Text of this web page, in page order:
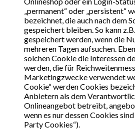
„permanent“ oder „persistent“
bezeichnet, die auch nach dem
gespeichert bleiben. So kann
gespeichert werden, wenn die
mehreren Tagen aufsuchen.
solchen Cookie die Interessen
werden, die für
Marketingzwecke verwendet
Cookie“ werden Cookies
Anbietern als dem
Onlineangebot betreibt,
wenn es nur dessen Cookies
Party Cookies“).